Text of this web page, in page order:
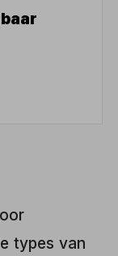
types van